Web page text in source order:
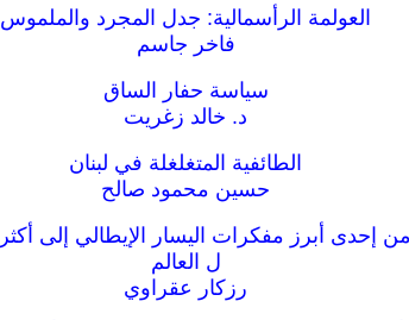
العولمة الرأسمالية: جدل المجرد والملموس
فاخر جاسم
سياسة حفار الساق
د. خالد زغريت
الطائفية المتغلغلة في لبنان
حسين محمود صالح
ل العالم
رزكار عقراوي